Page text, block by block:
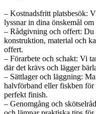
– Kostnadsfritt platsbesök:
lyssnar in dina önskemål
– Rådgivning och offert:
konstruktion, material och
offert.
– Förarbete och schakt: Vi
där det krävs och lägger
– Sättlager och läggning:
halvförband eller fiskben
perfekt finish.
– Genomgång och